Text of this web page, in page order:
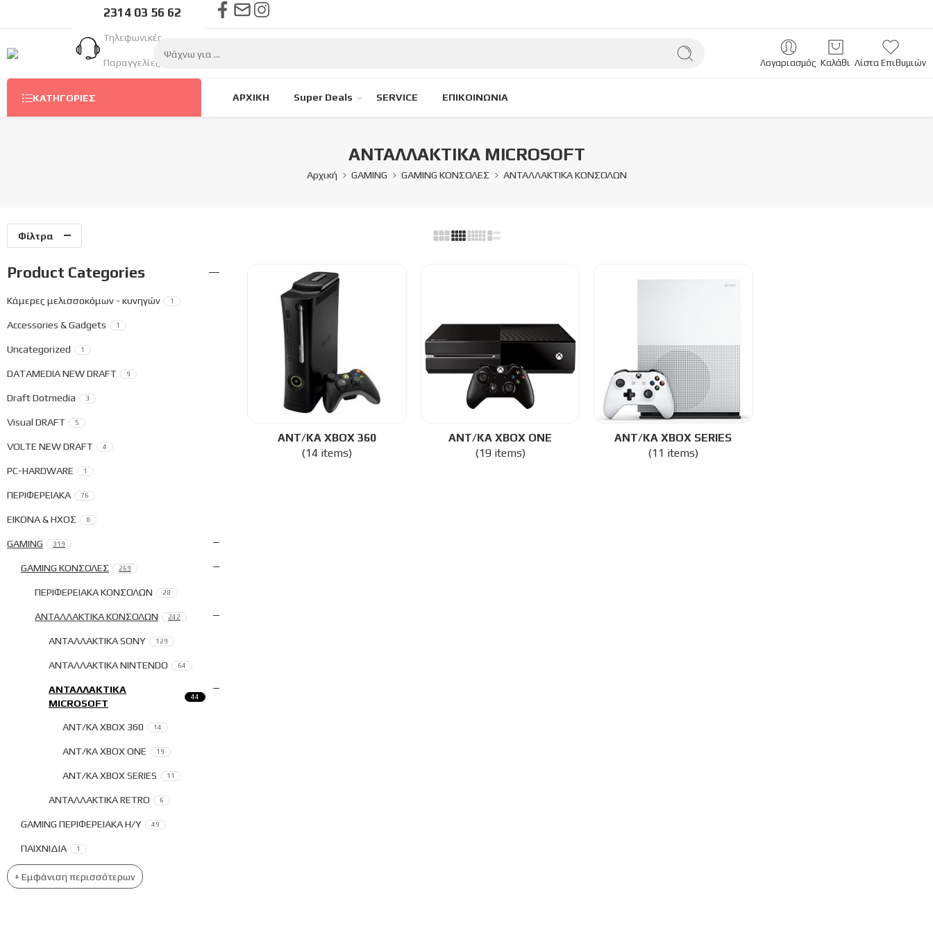
2314 03 56 62
Τηλεφωνικές
Παραγγελίες Στον Λογαριασμός Καλάθι Λίστα Επιθυμιών
ΚΑΤΗΓΟΡΊΕΣ ΑΡΧΙΚΗ Super Deals SERVICE ΕΠΙΚΟΙΝΩΝΙΑ
ΑΝΤΑΛΛΑΚΤΙΚΑ MICROSOFT
Αρχική GAMING GAMING ΚΟΝΣΟΛΕΣ ΑΝΤΑΛΛΑΚΤΙΚΑ ΚΟΝΣΟΛΩΝ
Φίλτρα
ΑΝΤ/ΚΑ XBOX 360
(14 items)
ΑΝΤ/ΚΑ XBOX ONE
(19 items)
ΑΝΤ/ΚΑ XBOX SERIES
(11 items)
Product Categories
Κάμερες μελισσοκόμων - κυνηγών 1
Accessories & Gadgets 1
Uncategorized 1
DATAMEDIA NEW DRAFT 9
Draft Dotmedia 3
Visual DRAFT 5
VOLTE NEW DRAFT 4
PC-HARDWARE 1
ΠΕΡΙΦΕΡΕΙΑΚΑ 76
ΕΙΚΟΝΑ & ΗΧΟΣ 8
GAMING 319
GAMING ΚΟΝΣΟΛΕΣ 269
ΠΕΡΙΦΕΡΕΙΑΚΑ ΚΟΝΣΟΛΩΝ 28
ΑΝΤΑΛΛΑΚΤΙΚΑ ΚΟΝΣΟΛΩΝ 242
ΑΝΤΑΛΛΑΚΤΙΚΑ SONY 129
ΑΝΤΑΛΛΑΚΤΙΚΑ NINTENDO 64
ΑΝΤΑΛΛΑΚΤΙΚΑ
MICROSOFT
44
ΑΝΤ/ΚΑ XBOX 360 14
ΑΝΤ/ΚΑ XBOX ONE 19
ΑΝΤ/ΚΑ XBOX SERIES 11
ΑΝΤΑΛΛΑΚΤΙΚΑ RETRO 6
GAMING ΠΕΡΙΦΕΡΕΙΑΚΑ Η/Υ 49
ΠΑΙΧΝΙΔΙΑ 1
+ Εμφάνιση περισσότερων